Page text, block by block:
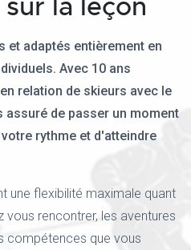
la leçon
et adaptés entièrement en
Avec 10 ans
relation de skieurs avec le
de passer un moment
rythme et d'atteindre
une flexibilité maximale quant
vous rencontrer, les aventures
compétences que vous